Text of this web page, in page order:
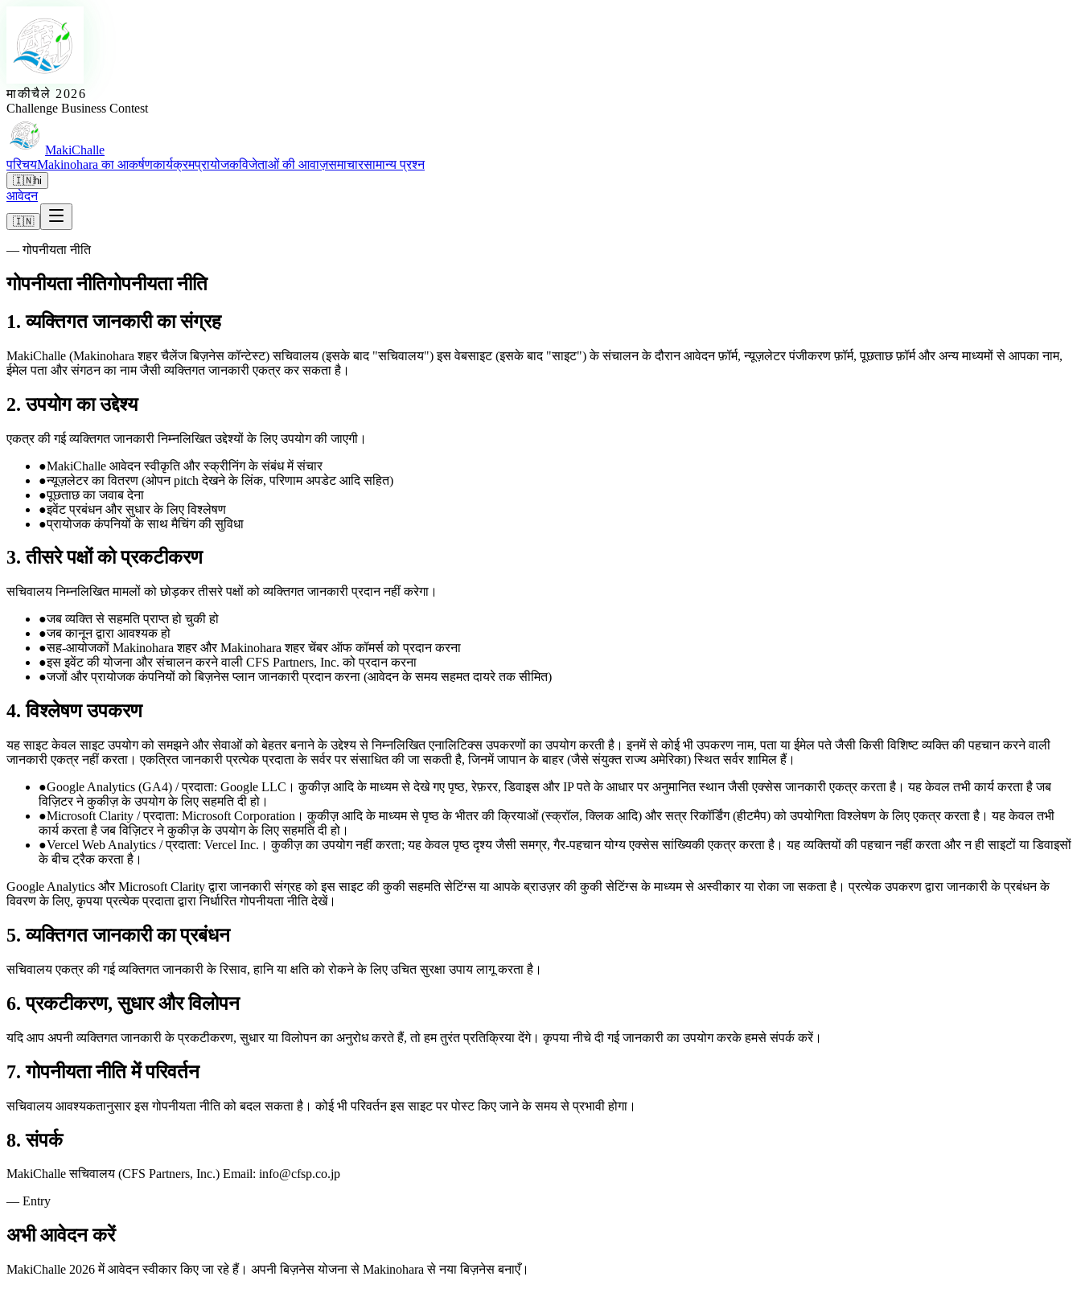
माकीचैले 2026
Challenge Business Contest
MakiChalle
परिचयMakinohara का आकर्षणकार्यक्रमप्रायोजकविजेताओं की आवाज़समाचारसामान्य प्रश्न
🇮🇳hi
आवेदन
🇮🇳
—गोपनीयता नीति
गोपनीयता नीतिगोपनीयता नीति
1. व्यक्तिगत जानकारी का संग्रह
MakiChalle (Makinohara शहर चैलेंज बिज़नेस कॉन्टेस्ट) सचिवालय (इसके बाद "सचिवालय") इस वेबसाइट (इसके बाद "साइट") के संचालन के दौरान आवेदन फ़ॉर्म, न्यूज़लेटर पंजीकरण फ़ॉर्म, पूछताछ फ़ॉर्म और अन्य माध्यमों से आपका नाम,
ईमेल पता और संगठन का नाम जैसी व्यक्तिगत जानकारी एकत्र कर सकता है।
2. उपयोग का उद्देश्य
एकत्र की गई व्यक्तिगत जानकारी निम्नलिखित उद्देश्यों के लिए उपयोग की जाएगी।
●MakiChalle आवेदन स्वीकृति और स्क्रीनिंग के संबंध में संचार
●न्यूज़लेटर का वितरण (ओपन pitch देखने के लिंक, परिणाम अपडेट आदि सहित)
●पूछताछ का जवाब देना
●इवेंट प्रबंधन और सुधार के लिए विश्लेषण
●प्रायोजक कंपनियों के साथ मैचिंग की सुविधा
3. तीसरे पक्षों को प्रकटीकरण
सचिवालय निम्नलिखित मामलों को छोड़कर तीसरे पक्षों को व्यक्तिगत जानकारी प्रदान नहीं करेगा।
●जब व्यक्ति से सहमति प्राप्त हो चुकी हो
●जब कानून द्वारा आवश्यक हो
●सह-आयोजकों Makinohara शहर और Makinohara शहर चेंबर ऑफ कॉमर्स को प्रदान करना
●इस इवेंट की योजना और संचालन करने वाली CFS Partners, Inc. को प्रदान करना
●जजों और प्रायोजक कंपनियों को बिज़नेस प्लान जानकारी प्रदान करना (आवेदन के समय सहमत दायरे तक सीमित)
4. विश्लेषण उपकरण
यह साइट केवल साइट उपयोग को समझने और सेवाओं को बेहतर बनाने के उद्देश्य से निम्नलिखित एनालिटिक्स उपकरणों का उपयोग करती है। इनमें से कोई भी उपकरण नाम, पता या ईमेल पते जैसी किसी विशिष्ट व्यक्ति की पहचान करने वाली
जानकारी एकत्र नहीं करता। एकत्रित जानकारी प्रत्येक प्रदाता के सर्वर पर संसाधित की जा सकती है, जिनमें जापान के बाहर (जैसे संयुक्त राज्य अमेरिका) स्थित सर्वर शामिल हैं।
●Google Analytics (GA4) / प्रदाता: Google LLC। कुकीज़ आदि के माध्यम से देखे गए पृष्ठ, रेफ़रर, डिवाइस और IP पते के आधार पर अनुमानित स्थान जैसी एक्सेस जानकारी एकत्र करता है। यह केवल तभी कार्य करता है जब
विज़िटर ने कुकीज़ के उपयोग के लिए सहमति दी हो।
●Microsoft Clarity / प्रदाता: Microsoft Corporation। कुकीज़ आदि के माध्यम से पृष्ठ के भीतर की क्रियाओं (स्क्रॉल, क्लिक आदि) और सत्र रिकॉर्डिंग (हीटमैप) को उपयोगिता विश्लेषण के लिए एकत्र करता है। यह केवल तभी
कार्य करता है जब विज़िटर ने कुकीज़ के उपयोग के लिए सहमति दी हो।
●Vercel Web Analytics / प्रदाता: Vercel Inc.। कुकीज़ का उपयोग नहीं करता; यह केवल पृष्ठ दृश्य जैसी समग्र, गैर-पहचान योग्य एक्सेस सांख्यिकी एकत्र करता है। यह व्यक्तियों की पहचान नहीं करता और न ही साइटों या डिवाइसों
के बीच ट्रैक करता है।
Google Analytics और Microsoft Clarity द्वारा जानकारी संग्रह को इस साइट की कुकी सहमति सेटिंग्स या आपके ब्राउज़र की कुकी सेटिंग्स के माध्यम से अस्वीकार या रोका जा सकता है। प्रत्येक उपकरण द्वारा जानकारी के प्रबंधन के
विवरण के लिए, कृपया प्रत्येक प्रदाता द्वारा निर्धारित गोपनीयता नीति देखें।
5. व्यक्तिगत जानकारी का प्रबंधन
सचिवालय एकत्र की गई व्यक्तिगत जानकारी के रिसाव, हानि या क्षति को रोकने के लिए उचित सुरक्षा उपाय लागू करता है।
6. प्रकटीकरण, सुधार और विलोपन
यदि आप अपनी व्यक्तिगत जानकारी के प्रकटीकरण, सुधार या विलोपन का अनुरोध करते हैं, तो हम तुरंत प्रतिक्रिया देंगे। कृपया नीचे दी गई जानकारी का उपयोग करके हमसे संपर्क करें।
7. गोपनीयता नीति में परिवर्तन
सचिवालय आवश्यकतानुसार इस गोपनीयता नीति को बदल सकता है। कोई भी परिवर्तन इस साइट पर पोस्ट किए जाने के समय से प्रभावी होगा।
8. संपर्क
MakiChalle सचिवालय (CFS Partners, Inc.) Email: info@cfsp.co.jp
— Entry
अभी आवेदन करें
MakiChalle 2026 में आवेदन स्वीकार किए जा रहे हैं। अपनी बिज़नेस योजना से Makinohara से नया बिज़नेस बनाएँ।